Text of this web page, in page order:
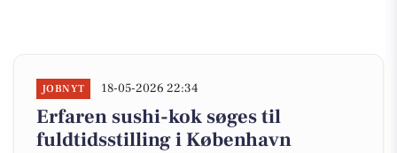
JOBNYT 18-05-2026 22:34
Erfaren sushi-kok søges til
fuldtidsstilling i København